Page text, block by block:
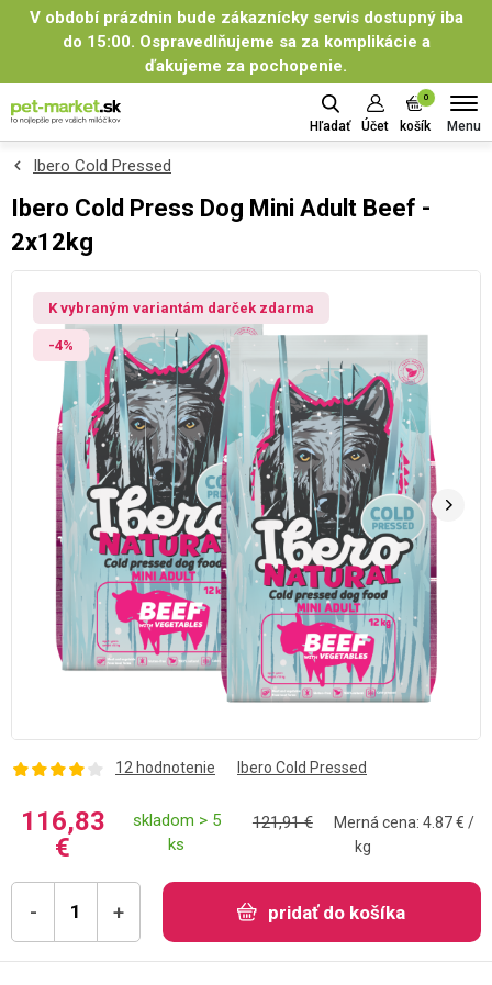
V období prázdnin bude zákaznícky servis dostupný iba
do 15:00. Ospravedlňujeme sa za komplikácie a
ďakujeme za pochopenie.
Hľadať Účet
0
košík Menu
Ibero Cold Pressed
Ibero Cold Press Dog Mini Adult Beef -
2x12kg
K vybraným variantám darček zdarma
-4%
12 hodnotenie Ibero Cold Pressed
116,83
€
skladom > 5
ks
121,91 €
Merná cena: 4.87 € /
kg
- + pridať do košíka